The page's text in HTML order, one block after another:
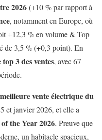
2026(+10 % par rapport à
, notamment en Europe, où
+12,3 % en volume & Top
de 3,5 % (+0,3 point). En
top 3 des ventes, avec 67
vente électrique du
et janvier 2026, et elle a
the Year 2026. Preuve que
un habitacle spacieux,